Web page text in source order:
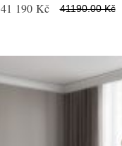
41 190 Kč 41190.00 Kč